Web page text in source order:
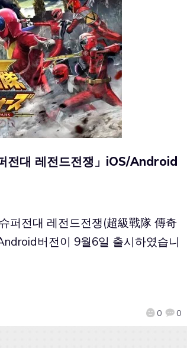
전대 레전드전쟁」iOS/Android
0 0
퍼전대 레전드전쟁(超級戰隊 傳奇
버전이 9월6일 출시하였습니